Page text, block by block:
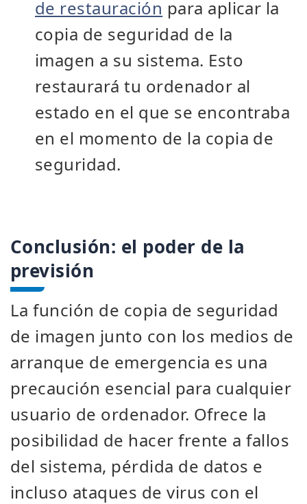
de restauración para aplicar la
copia de seguridad de la
imagen a su sistema. Esto
restaurará tu ordenador al
estado en el que se encontraba
en el momento de la copia de
seguridad.
Conclusión: el poder de la
previsión
La función de copia de seguridad
de imagen junto con los medios de
arranque de emergencia es una
precaución esencial para cualquier
usuario de ordenador. Ofrece la
posibilidad de hacer frente a fallos
del sistema, pérdida de datos e
incluso ataques de virus con el